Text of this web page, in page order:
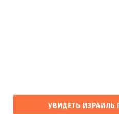
УВИДЕТЬ